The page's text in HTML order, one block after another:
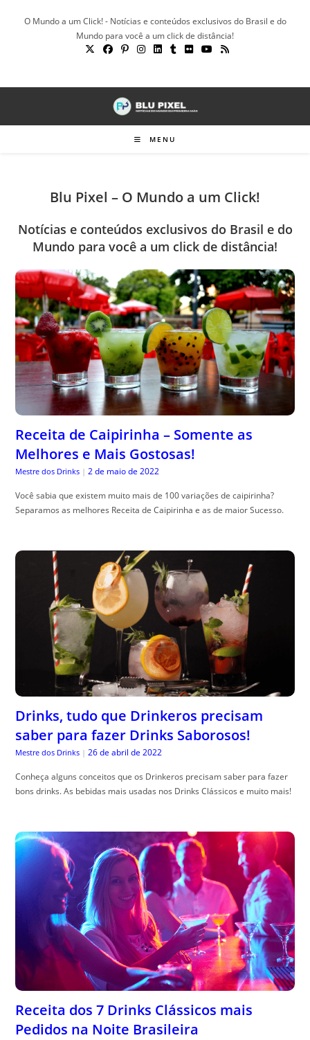
O Mundo a um Click! - Notícias e conteúdos exclusivos do Brasil e do
Mundo para você a um click de distância!
MENU
Blu Pixel – O Mundo a um Click!
Notícias e conteúdos exclusivos do Brasil e do
Mundo para você a um click de distância!
Receita de Caipirinha – Somente as
Melhores e Mais Gostosas!
Mestre dos Drinks | 2 de maio de 2022
Você sabia que existem muito mais de 100 variações de caipirinha?
Separamos as melhores Receita de Caipirinha e as de maior Sucesso.
Drinks, tudo que Drinkeros precisam
saber para fazer Drinks Saborosos!
Mestre dos Drinks | 26 de abril de 2022
Conheça alguns conceitos que os Drinkeros precisam saber para fazer
bons drinks. As bebidas mais usadas nos Drinks Clássicos e muito mais!
Receita dos 7 Drinks Clássicos mais
Pedidos na Noite Brasileira